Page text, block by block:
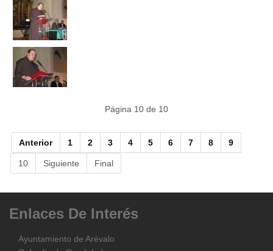
Página 10 de 10
Anterior 1 2 3 4 5 6 7 8 9
10 Siguiente Final
Enlaces De Interés
Ayuntamiento de Arévalo